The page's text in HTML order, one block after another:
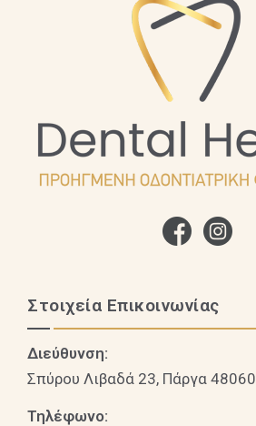
Στοιχεία Επικοινωνίας
Διεύθυνση:
Σπύρου Λιβαδά 23, Πάργα 48060
Τηλέφωνο: